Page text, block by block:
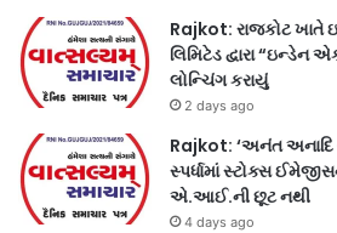
Rajkot: રાજકોટ ખાતે
લિમિટેડ દ્વારા “ઇન્ડેન
લોન્ચિંગ કરાયું
2 days ago
Rajkot: ‘અનંત અનાદિ
સ્પર્ધામાં સ્ટોક્સ
એ.આઈ.ની છૂટ નથી
4 days ago